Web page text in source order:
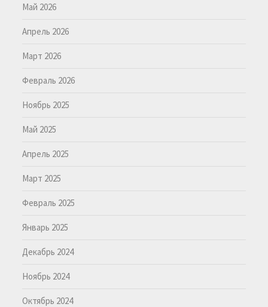
Май 2026
Апрель 2026
Март 2026
Февраль 2026
Ноябрь 2025
Май 2025
Апрель 2025
Март 2025
Февраль 2025
Январь 2025
Декабрь 2024
Ноябрь 2024
Октябрь 2024